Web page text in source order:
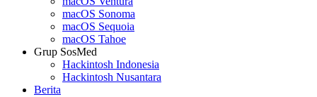
macOS Sonoma
macOS Sequoia
macOS Tahoe
Grup SosMed
Hackintosh Indonesia
Hackintosh Nusantara
Berita